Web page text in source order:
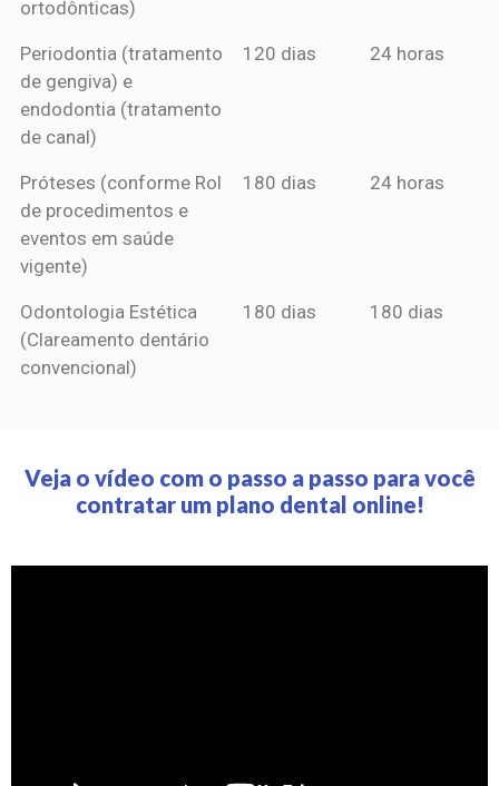
ortodônticas)
Periodontia (tratamento
de gengiva) e
endodontia (tratamento
de canal)
120 dias 24 horas
Próteses (conforme Rol
de procedimentos e
eventos em saúde
vigente)
180 dias 24 horas
Odontologia Estética
(Clareamento dentário
convencional)
180 dias 180 dias
Veja o vídeo com o passo a passo para você
contratar um plano dental online!